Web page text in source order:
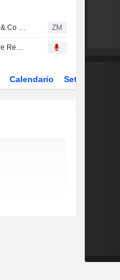
The Hershey Company: Rothschild & Co Redburn conferma il rating Buy ZM
The Hershey Company, Q2 2026 Pre Recorded Earnings Call, Jul 30, 2026
Calendario Settore